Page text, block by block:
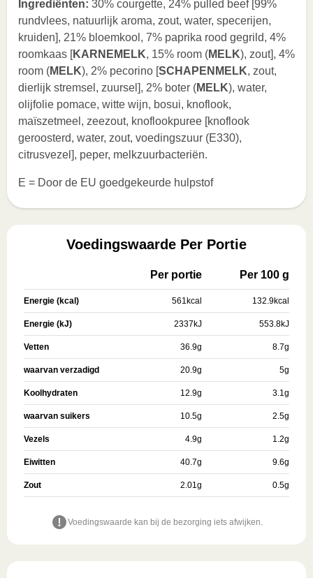
Ingrediënten: 30% courgette, 24% pulled beef [99%
rundvlees, natuurlijk aroma, zout, water, specerijen,
kruiden], 21% bloemkool, 7% paprika rood gegrild, 4%
roomkaas [KARNEMELK, 15% room (MELK), zout], 4%
room (MELK), 2% pecorino [SCHAPENMELK, zout,
dierlijk stremsel, zuursel], 2% boter (MELK), water,
olijfolie pomace, witte wijn, bosui, knoflook,
maïszetmeel, zeezout, knoflookpuree [knoflook
geroosterd, water, zout, voedingszuur (E330),
citrusvezel], peper, melkzuurbacteriën.
E = Door de EU goedgekeurde hulpstof
Voedingswaarde Per Portie
Per portie Per 100 g
Energie (kcal) 561kcal 132.9kcal
Energie (kJ) 2337kJ 553.8kJ
Vetten 36.9g 8.7g
waarvan verzadigd 20.9g 5g
Koolhydraten 12.9g 3.1g
waarvan suikers 10.5g 2.5g
Vezels 4.9g 1.2g
Eiwitten 40.7g 9.6g
Zout 2.01g 0.5g
Voedingswaarde kan bij de bezorging iets afwijken.